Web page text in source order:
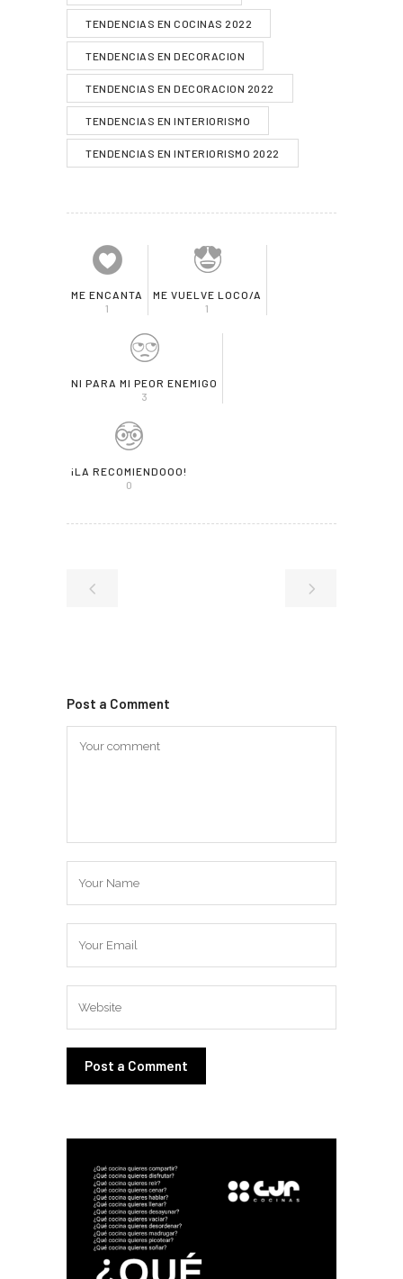
TENDENCIAS EN COCINAS 2022
TENDENCIAS EN DECORACION
TENDENCIAS EN DECORACION 2022
TENDENCIAS EN INTERIORISMO
TENDENCIAS EN INTERIORISMO 2022
ME ENCANTA
1
ME VUELVE LOCO/A
1
NI PARA MI PEOR ENEMIGO
3
¡LA RECOMIENDOOO!
0
Post a Comment